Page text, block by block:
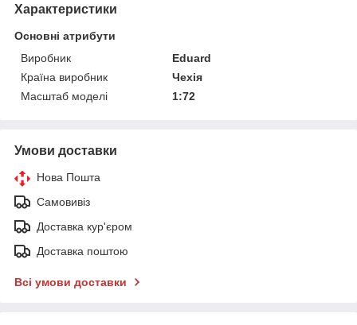
Характеристики
Основні атрибути
Виробник
Eduard
Країна виробник
Чехія
Масштаб моделі
1:72
Умови доставки
Нова Пошта
Самовивіз
Доставка кур'єром
Доставка поштою
Всі умови доставки